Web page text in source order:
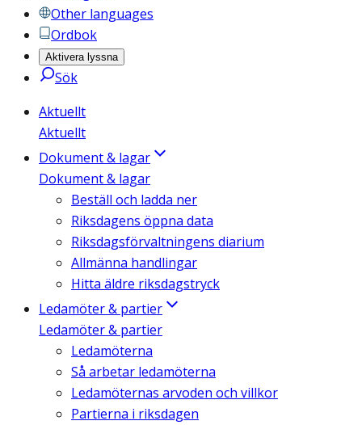
Other languages
Ordbok
Aktivera lyssna
Sök
Aktuellt
Aktuellt
Dokument & lagar
Dokument & lagar
Beställ och ladda ner
Riksdagens öppna data
Riksdagsförvaltningens diarium
Allmänna handlingar
Hitta äldre riksdagstryck
Ledamöter & partier
Ledamöter & partier
Ledamöterna
Så arbetar ledamöterna
Ledamöternas arvoden och villkor
Partierna i riksdagen